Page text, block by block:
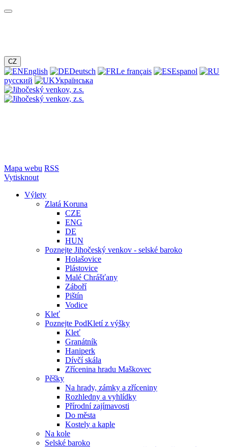
CZ
English Deutsch Le français
Espanol
русский
Українська
Mapa webu RSS
Vytisknout
Výlety
Zlatá Koruna
CZE
ENG
DE
HUN
Poznejte Jihočeský venkov - selské baroko
Holašovice
Plástovice
Malé Chrášťany
Záboří
Pištín
Vodice
Kleť
Poznejte PodKletí z výšky
Kleť
Granátník
Haniperk
Dívčí skála
Zřícenina hradu Maškovec
Pěšky
Na hrady, zámky a zříceniny
Rozhledny a vyhlídky
Přírodní zajímavosti
Do města
Kostely a kaple
Na kole
Selské baroko